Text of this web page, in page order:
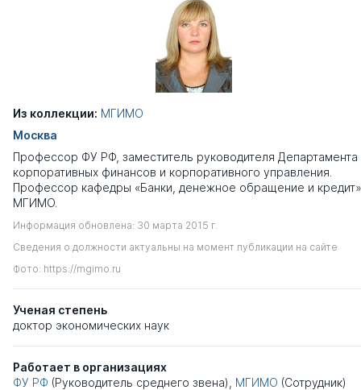
Из коллекции: МГИМО
Москва
Профессор ФУ РФ, заместитель руководителя Департамента
корпоративных финансов и корпоративного управления​.
Профессор кафедры «Банки, денежное обращение и
МГИМО.
Информация обновлена: 30 марта 2015 г.
Сведения о должности актуальны на момент публикации на сайте
Фото: https://mgimo.ru
Ученая степень
доктор экономических наук
Работает в организациях
ФУ РФ (Руководитель среднего звена), МГИМО (Сотрудник)